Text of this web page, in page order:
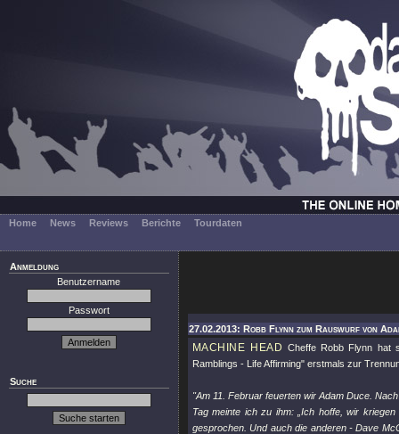
Home News Reviews Berichte Tourdaten
Anmeldung
Benutzername
Passwort
Suche
27.02.2013: Robb Flynn zum Rauswurf von
MACHINE HEAD Cheffe Robb Flynn hat
Ramblings - Life Affirming" erstmals zur
"Am 11. Februar feuerten wir Adam Duce.
Tag meinte ich zu ihm: „Ich hoffe, wir
gesprochen. Und auch die anderen - Dave